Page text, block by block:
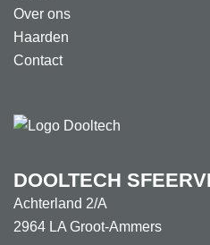
Over ons
Haarden
Contact
DOOLTECH
Achterland 2/A
2964 LA Groot-Ammers